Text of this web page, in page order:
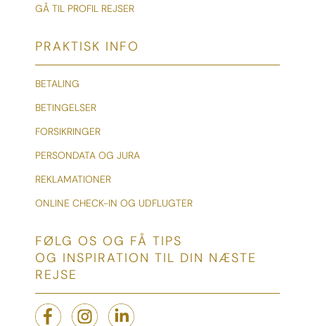
GÅ TIL PROFIL REJSER
PRAKTISK INFO
BETALING
BETINGELSER
FORSIKRINGER
PERSONDATA OG JURA
REKLAMATIONER
ONLINE CHECK-IN OG UDFLUGTER
FØLG OS OG FÅ TIPS
OG INSPIRATION TIL DIN NÆSTE
REJSE